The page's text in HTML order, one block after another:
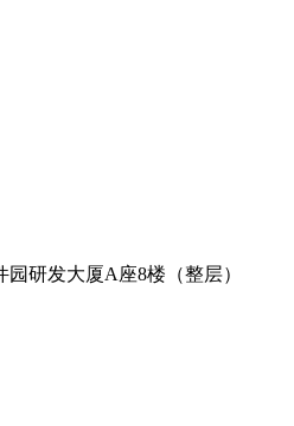
研发大厦A座8楼（整层）